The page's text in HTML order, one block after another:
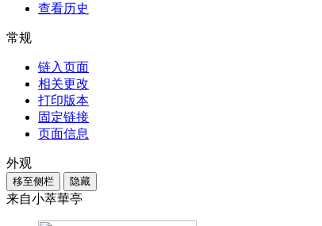
查看历史
常规
链入页面
相关更改
打印版本
固定链接
页面信息
外观
移至侧栏 隐藏
来自小萃華亭